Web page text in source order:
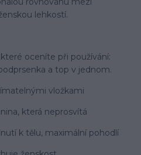
lehkostí.
oceníte při používání:
a top v jednom.
vložkami
která neprosvítá
k tělu, maximální pohodlí